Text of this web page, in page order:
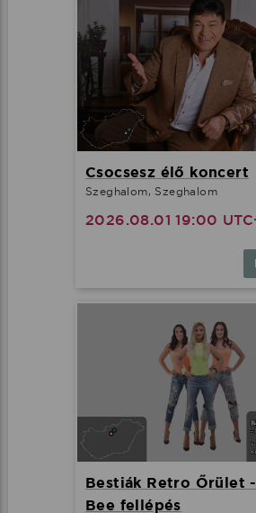
Csocsesz élő koncert
Szeghalom, Szeghalom
2026.08.01 19:00
Bestiák Retro Őrület
Bee fellépés